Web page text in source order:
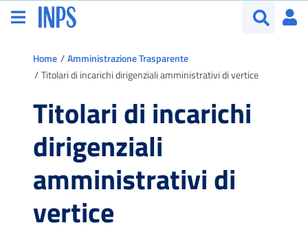
Vai al menu principale
Vai al contenuto principale
Vai al footer
Apri menu
Home
Amministrazione Trasparente
Titolari di incarichi dirigenziali amministrativi di vertice
Titolari di incarichi
dirigenziali
amministrativi di
vertice